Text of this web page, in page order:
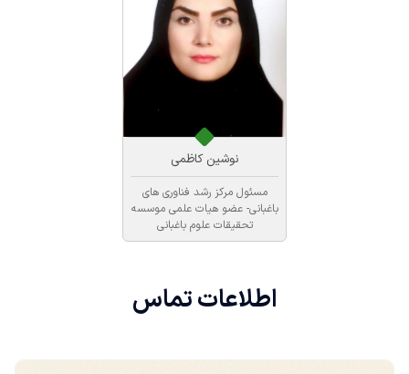
نوشین کاظمی
مسئول مرکز رشد فناوری های
باغبانی- عضو هیات علمی موسسه
تحقیقات علوم باغبانی
اطلاعاتتماس